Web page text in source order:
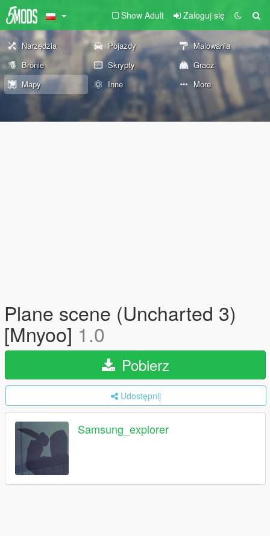
Show Adult Zaloguj się
Narzędzia Pojazdy
Malowania
Bronie
Skrypty
Gracz
Mapy
Inne More
Plane scene (Uncharted 3)
[Mnyoo] 1.0
Pobierz
Udostępnij
Samsung_explorer